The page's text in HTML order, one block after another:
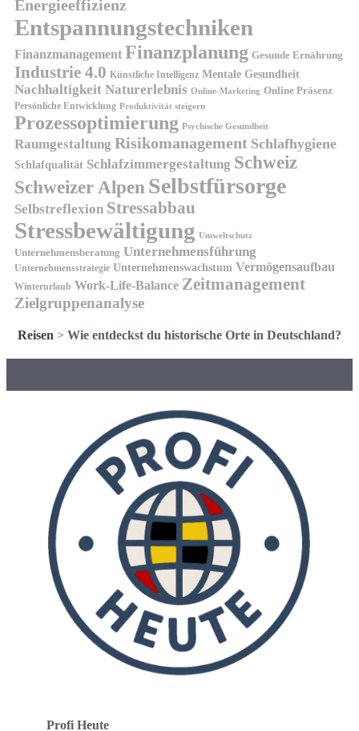
Energieeffizienz
Entspannungstechniken
Finanzmanagement Finanzplanung Gesunde Ernährung
Industrie 4.0 Künstliche Intelligenz Mentale Gesundheit
Nachhaltigkeit Naturerlebnis Online-Marketing Online Präsenz
Persönliche Entwicklung Produktivität steigern
Prozessoptimierung Psychische Gesundheit
Raumgestaltung Risikomanagement Schlafhygiene
Schlafqualität Schlafzimmergestaltung Schweiz
Schweizer Alpen Selbstfürsorge
Selbstreflexion Stressabbau
Stressbewältigung Umweltschutz
Unternehmensberatung Unternehmensführung
Unternehmensstrategie Unternehmenswachstum Vermögensaufbau
Winterurlaub Work-Life-Balance Zeitmanagement
Zielgruppenanalyse
Reisen > Wie entdeckst du historische Orte in Deutschland?
Profi Heute